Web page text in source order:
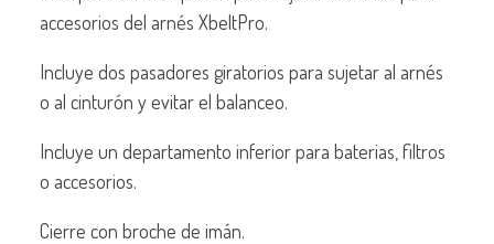
accesorios del arnés XbeltPro.
Incluye dos pasadores giratorios para sujetar al arnés
o al cinturón y evitar el balanceo.
Incluye un departamento inferior para baterias, filtros
o accesorios.
Cierre con broche de imán.